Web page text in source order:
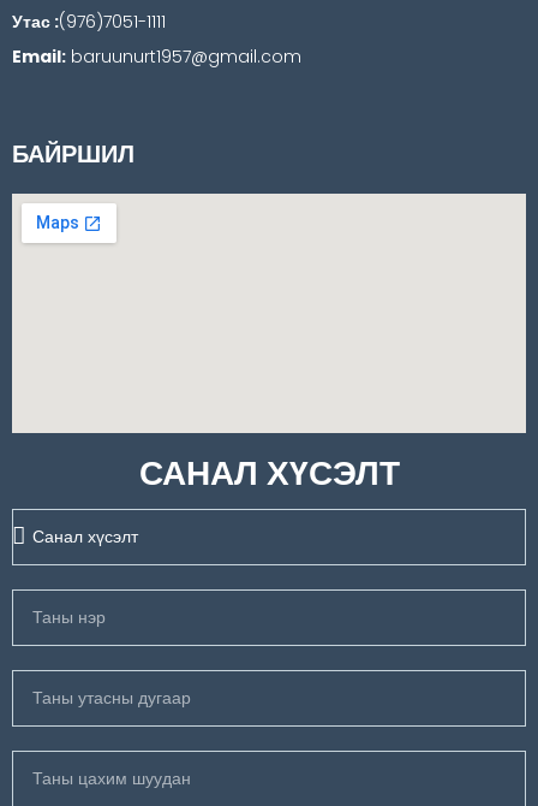
Утас :(976)7051-1111
Email: baruunurt1957@gmail.com
БАЙРШИЛ
САНАЛ ХҮСЭЛТ